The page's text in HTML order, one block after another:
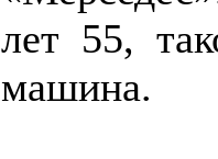
лет 55,
машина.